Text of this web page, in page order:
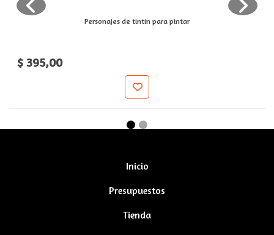
Personajes de tintin para pintar
$ 395,00
Inicio
Presupuestos
Tienda